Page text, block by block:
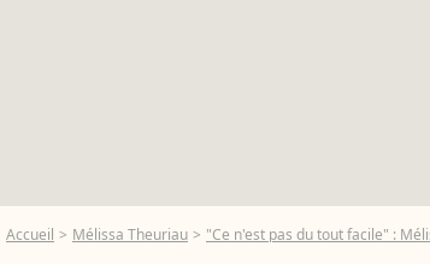
Accueil Mélissa Theuriau "Ce n'est pas du tout facile" :